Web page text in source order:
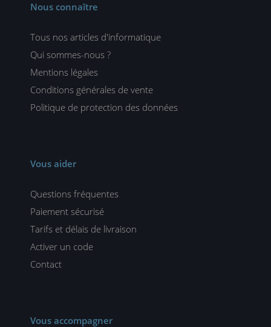
Nous connaître
Tous nos articles d'informatique
Qui sommes-nous ?
Mentions légales
Conditions générales de vente
Politique de protection des données
Vous aider
Questions fréquentes
Paiement sécurisé
Tarifs et délais de livraison
Activer un code
Contact
Vous accompagner